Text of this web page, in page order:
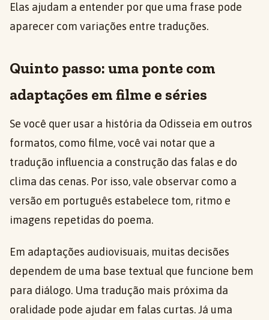
Elas ajudam a entender por que uma frase pode
aparecer com variações entre traduções.
Quinto passo: uma ponte com
adaptações em filme e séries
Se você quer usar a história da Odisseia em outros
formatos, como filme, você vai notar que a
tradução influencia a construção das falas e do
clima das cenas. Por isso, vale observar como a
versão em português estabelece tom, ritmo e
imagens repetidas do poema.
Em adaptações audiovisuais, muitas decisões
dependem de uma base textual que funcione bem
para diálogo. Uma tradução mais próxima da
oralidade pode ajudar em falas curtas. Já uma